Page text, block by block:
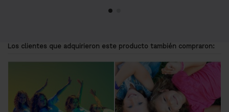
Los clientes que adquirieron este producto también compraron: